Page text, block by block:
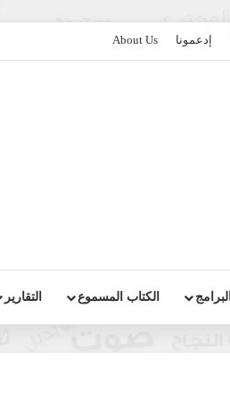
إدعمونا About Us
البرامج الكتاب المسموع التقارير